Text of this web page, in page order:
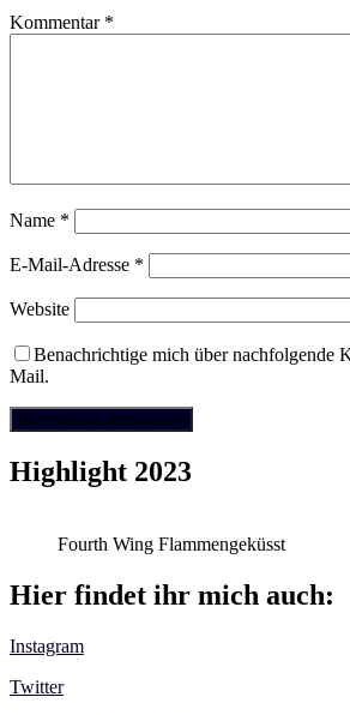
Kommentar *
Name *
E-Mail-Adresse *
Website
Benachrichtige mich über nachfolgende
Mail.
Highlight 2023
Fourth Wing Flammengeküsst
Hier findet ihr mich auch:
Instagram
Twitter